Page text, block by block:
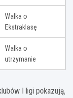
Walka o
Ekstraklasę
Walka o
utrzymanie
I ligi pokazują,